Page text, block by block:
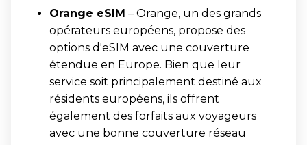
Orange eSIM – Orange, un des grands
opérateurs européens, propose des
options d'eSIM avec une couverture
étendue en Europe. Bien que leur
service soit principalement destiné aux
résidents européens, ils offrent
également des forfaits aux voyageurs
avec une bonne couverture réseau